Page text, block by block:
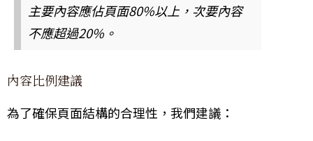
主要內容應佔頁面80%以上，次要內容
不應超過20%。
內容比例建議
為了確保頁面結構的合理性，我們建議：